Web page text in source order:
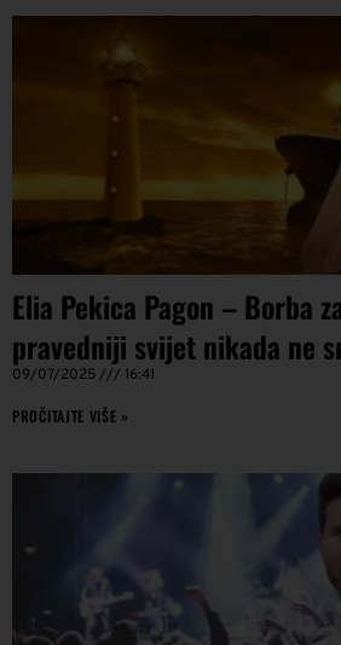
Elia Pekica Pagon – Borba
pravedniji svijet nikada ne
09/07/2025 16:41
PROČITAJTE VIŠE »